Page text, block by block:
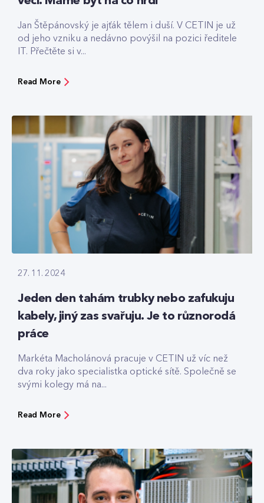
Jan Štěpánovský je ajťák tělem i duší. V CETIN je už
od jeho vzniku a nedávno povýšil na pozici ředitele
IT. Přečtěte si v...
Read More
27. 11. 2024
Jeden den tahám trubky nebo zafukuju
kabely, jiný zas svařuju. Je to různorodá
práce
Markéta Macholánová pracuje v CETIN už víc než
dva roky jako specialistka optické sítě. Společně se
svými kolegy má na...
Read More